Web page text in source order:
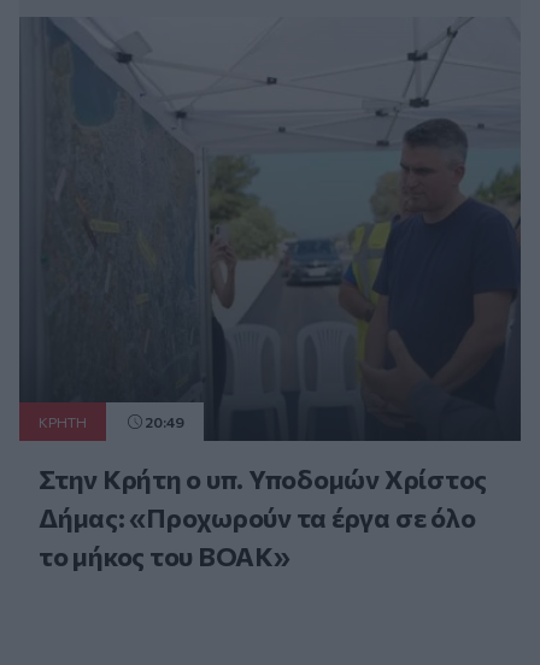
ΚΡΗΤΗ 20:49
Στην Κρήτη ο υπ. Υποδομών Χρίστος
Δήμας: «Προχωρούν τα έργα σε όλο
το μήκος του ΒΟΑΚ»